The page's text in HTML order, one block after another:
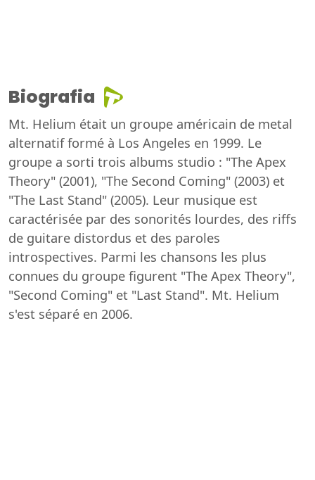
Biografia
Mt. Helium était un groupe américain de metal
alternatif formé à Los Angeles en 1999. Le
groupe a sorti trois albums studio : "The Apex
Theory" (2001), "The Second Coming" (2003) et
"The Last Stand" (2005). Leur musique est
caractérisée par des sonorités lourdes, des riffs
de guitare distordus et des paroles
introspectives. Parmi les chansons les plus
connues du groupe figurent "The Apex Theory",
"Second Coming" et "Last Stand". Mt. Helium
s'est séparé en 2006.